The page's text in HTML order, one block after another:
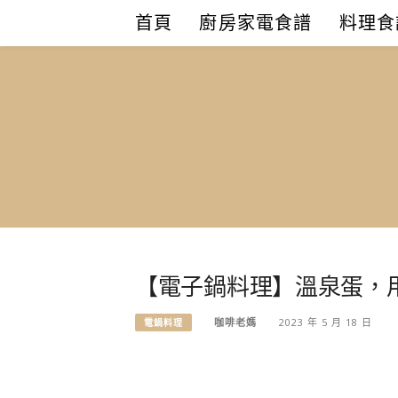
content
首頁 廚房家電食譜 料理
【電子鍋料理】溫泉蛋
電鍋料理 咖啡老媽 2023 年 5 月 18 日